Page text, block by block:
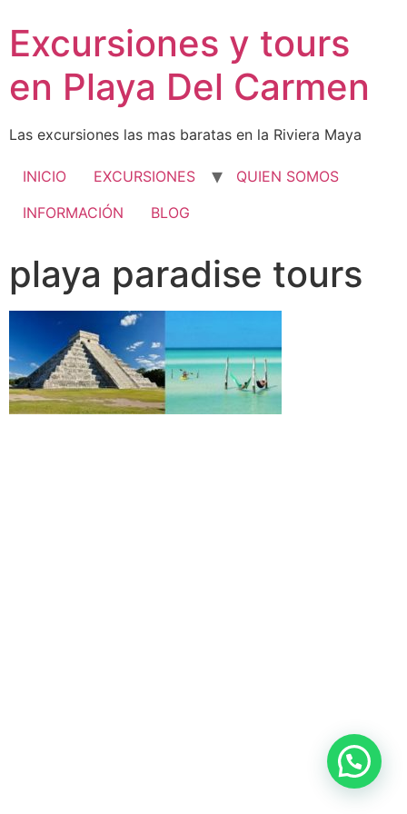
Excursiones y tours
en Playa Del Carmen
Las excursiones las mas baratas en la Riviera Maya
INICIO EXCURSIONES
QUIEN SOMOS
INFORMACIÓN
BLOG
playa paradise tours